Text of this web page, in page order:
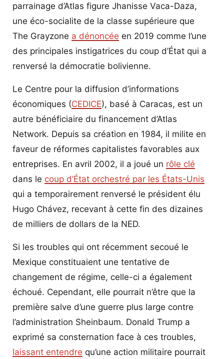
parrainage d’Atlas figure Jhanisse Vaca-Daza,
une éco-socialite de la classe supérieure que
The Grayzone a dénoncée en 2019 comme l’une
des principales instigatrices du coup d’État qui a
renversé la démocratie bolivienne.
Le Centre pour la diffusion d’informations
économiques (CEDICE), basé à Caracas, est un
autre bénéficiaire du financement d’Atlas
Network. Depuis sa création en 1984, il milite en
faveur de réformes capitalistes favorables aux
entreprises. En avril 2002, il a joué un rôle clé
dans le coup d’État orchestré par les États-Unis
qui a temporairement renversé le président élu
Hugo Chávez, recevant à cette fin des dizaines
de milliers de dollars de la NED.
Si les troubles qui ont récemment secoué le
Mexique constituaient une tentative de
changement de régime, celle-ci a également
échoué. Cependant, elle pourrait n’être que la
première salve d’une guerre plus large contre
l’administration Sheinbaum. Donald Trump a
exprimé sa consternation face à ces troubles,
laissant entendre qu’une action militaire pourrait